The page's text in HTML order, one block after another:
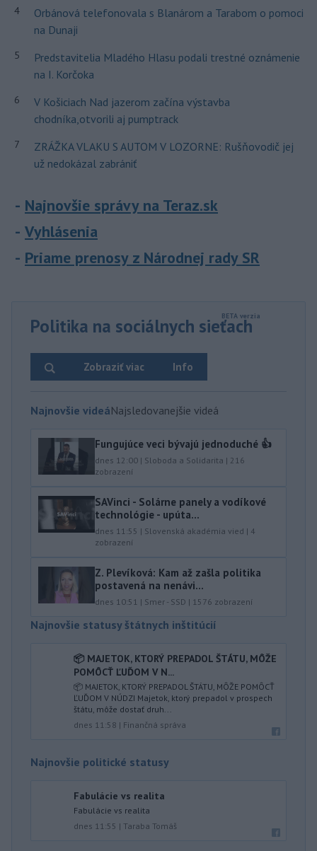
4
Orbánová telefonovala s Blanárom a Tarabom o pomoci
na Dunaji
5
Predstavitelia Mladého Hlasu podali trestné oznámenie
na I. Korčoka
6
V Košiciach Nad jazerom začína výstavba
chodníka,otvorili aj pumptrack
7
ZRÁŽKA VLAKU S AUTOM V LOZORNE: Rušňovodič jej
už nedokázal zabrániť
Najnovšie správy na Teraz.sk
Vyhlásenia
Priame prenosy z Národnej rady SR
Politika na sociálnych sieťach
Info
Zobraziť viac
Najnovšie videáNajsledovanejšie videá
Fungujúce veci bývajú jednoduché 👍
dnes 12:00 | Sloboda a Solidarita | 216
zobrazení
SAVinci - Solárne panely a vodíkové
technológie - upúta...
dnes 11:55 | Slovenská akadémia vied | 4
zobrazení
Z. Plevíková: Kam až zašla politika
postavená na nenávi...
dnes 10:51 | Smer - SSD | 1576 zobrazení
Najnovšie statusy štátnych inštitúcií
📦 MAJETOK, KTORÝ PREPADOL ŠTÁTU, MÔŽE
POMÔCŤ ĽUĎOM V N...
📦 MAJETOK, KTORÝ PREPADOL ŠTÁTU, MÔŽE POMÔCŤ
ĽUĎOM V NÚDZI Majetok, ktorý prepadol v prospech
štátu, môže dostať druh...
dnes 11:58 | Finančná správa
Najnovšie politické statusy
Fabulácie vs realita
Fabulácie vs realita
dnes 11:55 | Taraba Tomáš